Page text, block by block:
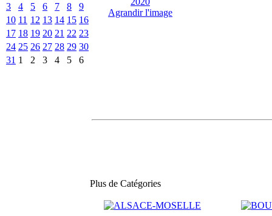
3
4 5 6 7 8
9
10 11 12 13 14 15 16
17 18 19 20 21 22 23
24 25 26 27 28 29 30
31 1 2 3 4 5 6
Agrandir l'image
Plus de Catégories